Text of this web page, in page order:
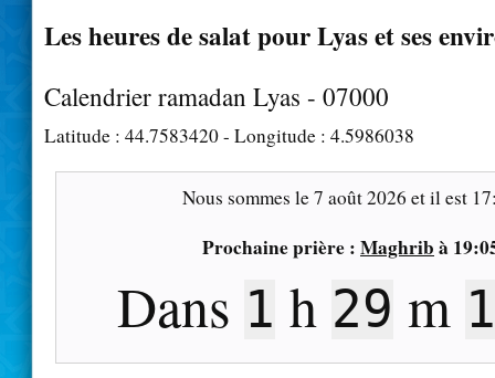
Les heures de salat pour Lyas et ses
Calendrier ramadan Lyas - 07000
Latitude : 44.7583420- Longitude : 4.5986038
Nous sommes le7 août 2026 et il est
Prochaine prière : Maghrib à
Dans 1 h 29 m